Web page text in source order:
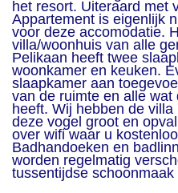
het resort. Uiteraard met
Appartement is eigenlijk
voor deze accomodatie.
villa/woonhuis van alle
Pelikaan heeft twee
woonkamer en keuken.
slaapkamer aan
van de ruimte en alle wat
heeft. Wij hebben de
deze vogel groot en
over wifi waar u
Badhandoeken en
worden regelmatig
tussentijdse